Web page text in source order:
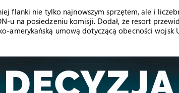
flanki nie tylko najnowszym sprzętem, ale i
u na posiedzeniu komisji. Dodał, że resort
amerykańską umową dotyczącą obecności wojsk